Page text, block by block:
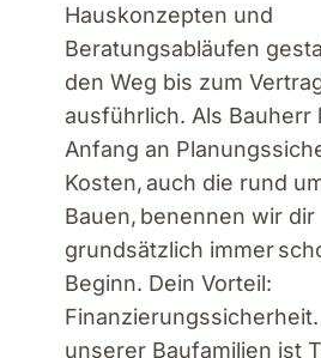
Hauskonzepten und
Beratungsabläufen
den Weg bis zum
ausführlich. Als Bauherr
Anfang an
Kosten, auch die rund
Bauen, benennen wir dir
grundsätzlich immer
Beginn. Dein Vorteil:
unserer Baufamilien ist